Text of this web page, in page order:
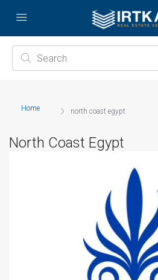
Home north coast egypt
North Coast Egypt